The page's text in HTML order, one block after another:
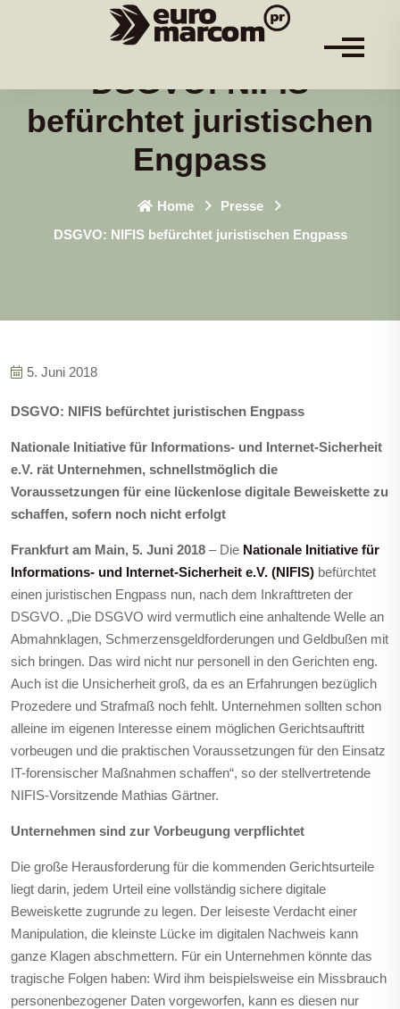
DSGVO: NIFIS
befürchtet juristischen
Engpass
Home
Presse
DSGVO: NIFIS befürchtet juristischen Engpass
5. Juni 2018
DSGVO: NIFIS befürchtet juristischen Engpass
Nationale Initiative für Informations- und Internet-Sicherheit
e.V. rät Unternehmen, schnellstmöglich die
Voraussetzungen für eine lückenlose digitale Beweiskette zu
schaffen, sofern noch nicht erfolgt
Frankfurt am Main, 5. Juni 2018 – Die Nationale Initiative für
Informations- und Internet-Sicherheit e.V. (NIFIS) befürchtet
einen juristischen Engpass nun, nach dem Inkrafttreten der
DSGVO. „Die DSGVO wird vermutlich eine anhaltende Welle an
Abmahnklagen, Schmerzensgeldforderungen und Geldbußen mit
sich bringen. Das wird nicht nur personell in den Gerichten eng.
Auch ist die Unsicherheit groß, da es an Erfahrungen bezüglich
Prozedere und Strafmaß noch fehlt. Unternehmen sollten schon
alleine im eigenen Interesse einem möglichen Gerichtsauftritt
vorbeugen und die praktischen Voraussetzungen für den Einsatz
IT-forensischer Maßnahmen schaffen“, so der stellvertretende
NIFIS-Vorsitzende Mathias Gärtner.
Unternehmen sind zur Vorbeugung verpflichtet
Die große Herausforderung für die kommenden Gerichtsurteile
liegt darin, jedem Urteil eine vollständig sichere digitale
Beweiskette zugrunde zu legen. Der leiseste Verdacht einer
Manipulation, die kleinste Lücke im digitalen Nachweis kann
ganze Klagen abschmettern. Für ein Unternehmen könnte das
tragische Folgen haben: Wird ihm beispielsweise ein Missbrauch
personenbezogener Daten vorgeworfen, kann es diesen nur